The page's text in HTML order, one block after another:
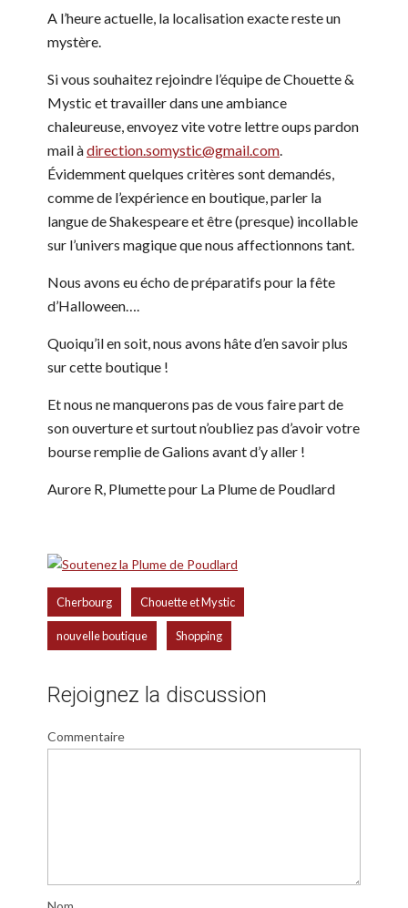
A l’heure actuelle, la localisation exacte reste un
mystère.
Si vous souhaitez rejoindre l’équipe de Chouette &
Mystic et travailler dans une ambiance
chaleureuse, envoyez vite votre lettre oups pardon
mail àdirection.somystic@gmail.com.
Évidemment quelques critères sont demandés,
comme de l’expérience en boutique, parler la
langue de Shakespeare et être (presque) incollable
sur l’univers magique que nous affectionnons tant.
Nous avons eu écho de préparatifs pour la fête
d’Halloween….
Quoiqu’il en soit, nous avons hâte d’en savoir plus
sur cette boutique !
Et nous ne manquerons pas de vous faire part de
son ouverture et surtout n’oubliez pas d’avoir votre
bourse remplie de Galions avant d’y aller !
Aurore R, Plumette pour La Plume de Poudlard
Cherbourg Chouette et Mystic
nouvelle boutique Shopping
Rejoignez la discussion
Commentaire